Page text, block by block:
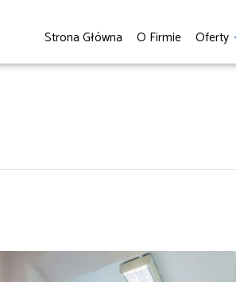
Strona Główna O Firmie Oferty